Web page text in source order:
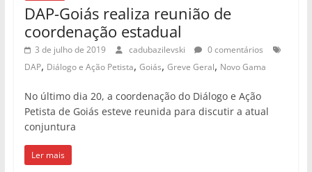
DAP-Goiás realiza reunião de
coordenação estadual
3 de julho de 2019 cadubazilevski
0 comentários
DAP, Diálogo e Ação Petista, Goiás, Greve Geral, Novo Gama
No último dia 20, a coordenação do Diálogo e Ação
Petista de Goiás esteve reunida para discutir a atual
conjuntura
Ler mais